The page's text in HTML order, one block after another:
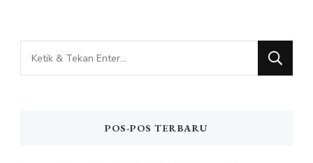
Mencari
Sesuatu?
POS-POS TERBARU